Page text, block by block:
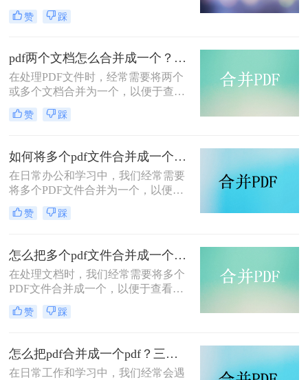
常办公和学习中得到了广泛应用。有
时，我们需要将多个PDF文件合并为
么合并pdf怎么合并呢？本文将介绍两
种常见的PDF合并方法。
赞 踩
pdf两个文档怎么合并成一个？这4种合并方法快来看看！
在处理PDF文件时，经常需要将两个
或多个文档合并为一个，以便于查
阅、分享或存档。那么pdf两个文档怎
么合并成一个呢？本文将介绍四种常
赞 踩
如何将多个pdf文件合并成一个？这3种方法轻松合并文件！
在日常办公和学习中，我们经常需要
将多个PDF文件合并为一个，以便于
分享、存储和管理。那么如何将多个
pdf文件合并成一个呢？本文将介绍四
法，帮助您轻松完成PDF文件的合并
任务。
赞 踩
怎么把多个pdf文件合并成一个？试试看这二种转换方式！
在处理文档时，我们经常需要将多个
PDF文件合并成一个，以便于查看、
传输和存档。那么怎么把多个pdf文件
合并成一个呢？本文将介绍两种常用
PDF合并任务。
赞 踩
怎么把pdf合并成一个pdf？三种方法教你快速合并pdf！
在日常工作和学习中，我们经常会遇